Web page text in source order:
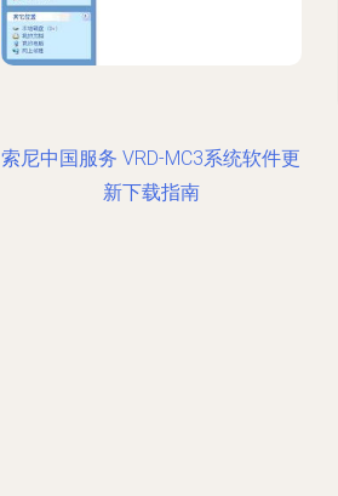
索尼中国服务 VRD-MC3系统软件更
新下载指南